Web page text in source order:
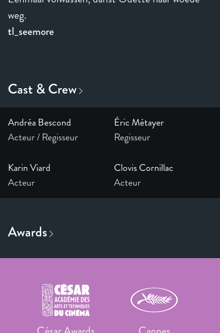
weg.
tl_seemore
Andréa Bescond
Acteur / Regisseur
Éric Métayer
Regisseur
Karin Viard
Acteur
Clovis Cornillac
Acteur